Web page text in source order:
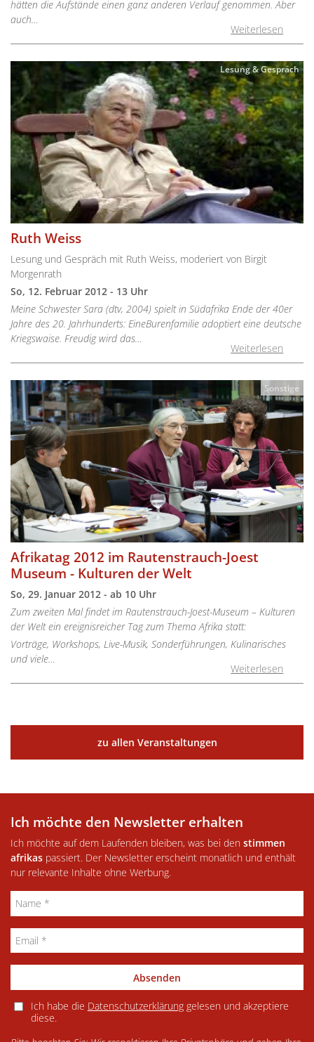
hätten die Aufstände einen ganz anderen Verlauf genommen. Aber
auch…
Weiterlesen
Lesung & Gespräch
Ruth Weiss
Lesung und Gespräch mit Ruth Weiss, moderiert von Birgit
Morgenrath
So, 12. Februar 2012 - 13 Uhr
Meine Schwester Sara (dtv, 2004) spielt in Südafrika Ende der 40er
Jahre des 20. Jahrhunderts: EineBurenfamilie adoptiert eine deutsche
Kriegswaise. Freudig wird das…
Weiterlesen
Sonstige
Afrikatag 2012 im Rautenstrauch-Joest
Museum - Kulturen der Welt
So, 29. Januar 2012 - ab 10 Uhr
Zum zweiten Mal findet im Rautenstrauch-Joest-Museum – Kulturen
der Welt ein ereignisreicher Tag zum Thema Afrika statt:
Vorträge, Workshops, Live-Musik, Sonderführungen, Kulinarisches
und viele…
Weiterlesen
zu allen Veranstaltungen
Ich möchte den Newsletter erhalten
Ich möchte auf dem Laufenden bleiben, was bei den stimmen
afrikas passiert. Der Newsletter erscheint monatlich und enthält
nur relevante Inhalte ohne Werbung.
Absenden
Ich habe die Datenschutzerklärunggelesen und akzeptiere
diese.